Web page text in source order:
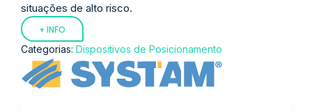
situações de alto risco.
+ INFO
Categorias: Dispositivos de Posicionamento